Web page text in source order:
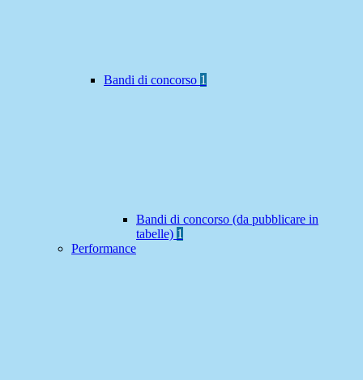
Bandi di concorso 1
Bandi di concorso (da pubblicare in
tabelle) 1
Performance